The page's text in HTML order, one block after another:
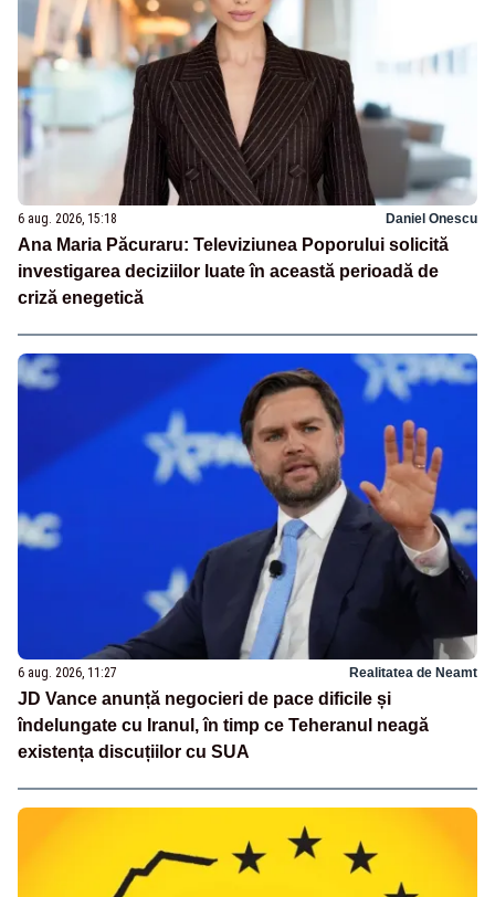
6 aug. 2026, 15:18 Daniel Onescu
Ana Maria Păcuraru: Televiziunea Poporului solicită
investigarea deciziilor luate în această perioadă de
criză enegetică
6 aug. 2026, 11:27 Realitatea de Neamt
JD Vance anunță negocieri de pace dificile și
îndelungate cu Iranul, în timp ce Teheranul neagă
existența discuțiilor cu SUA